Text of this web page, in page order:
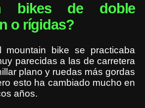
bikes de doble
o rígidas?
mountain bike se practicaba
parecidas a las de carretera
plano y ruedas más gordas
esto ha cambiado mucho en
años.